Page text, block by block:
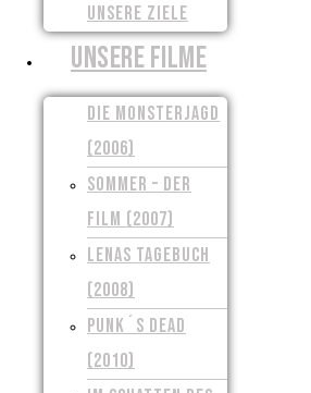
UNSERE ZIELE
UNSERE FILME
DIE MONSTERJAGD
(2006)
SOMMER – DER
FILM (2007)
LENAS TAGEBUCH
(2008)
PUNK´S DEAD
(2010)